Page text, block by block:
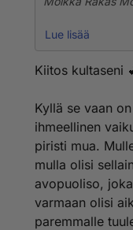
Uskaltaakos
Eipä ole ollut
vaikka samassa
näin on siinä
Mutta kun tämä
sellainen
Harrasteetkin
sellasta tasasen
Ihan järkevältä
listasi näytti.
Lue lisää
Kiitos kultaseni
Kyllä se vaan
ihmeellinen
piristi mua.
mulla olisi
avopuoliso,
varmaan olisi
paremmalle